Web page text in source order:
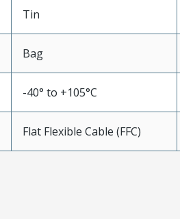
Tin
Bag
-40° to +105°C
Flat Flexible Cable (FFC)